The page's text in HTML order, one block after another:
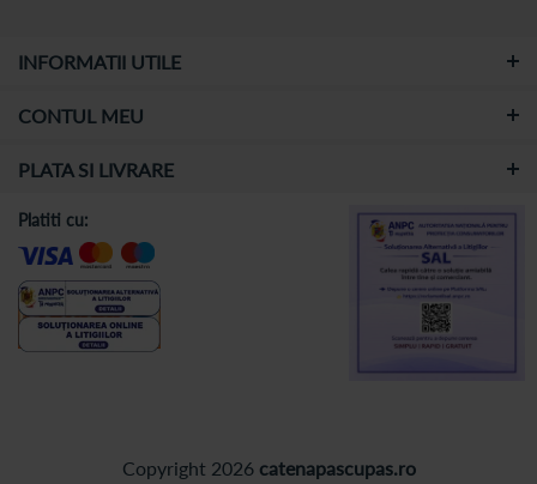
INFORMATII UTILE
CONTUL MEU
PLATA SI LIVRARE
Copyright 2026 catenapascupas.ro
Platiti cu: